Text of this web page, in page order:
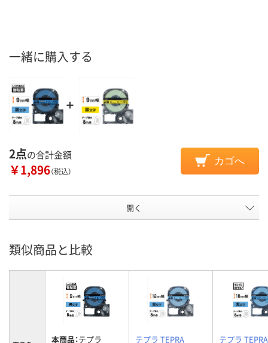
一緒に購入する
2点の合計金額
￥1,896（税込）
カゴへ
開く
類似商品と比較
本商品：テプラ テプラ TEPRA テプラ TEPRA